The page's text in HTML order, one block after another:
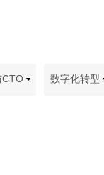
CTO 数字化转型